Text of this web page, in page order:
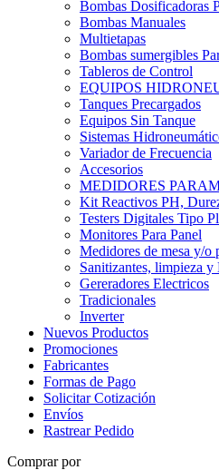
Bombas Dosificadoras
Bombas Manuales
Multietapas
Bombas sumergibles
Tableros de Control
EQUIPOS
Tanques Precargados
Equipos Sin Tanque
Sistemas
Variador de Frecuencia
Accesorios
MEDIDORES
Kit Reactivos PH,
Testers Digitales Tipo
Monitores Para Panel
Medidores de mesa y/o
Sanitizantes, limpieza y
Gereradores Electricos
Tradicionales
Inverter
Nuevos Productos
Promociones
Fabricantes
Formas de Pago
Solicitar Cotización
Envíos
Rastrear Pedido
Comprar por